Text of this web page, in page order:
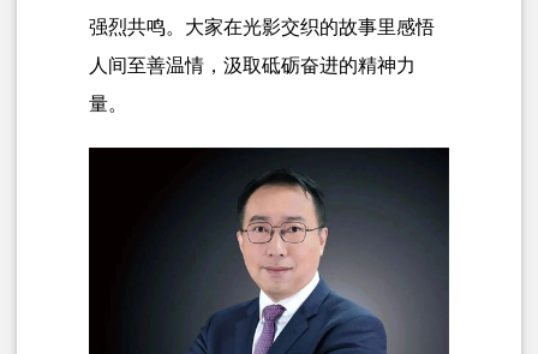
强烈共鸣。大家在光影交织的故事里感悟
人间至善温情，汲取砥砺奋进的精神力
量。